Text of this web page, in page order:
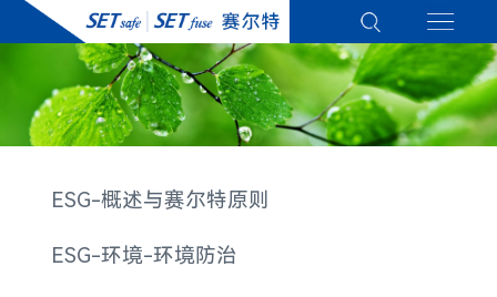
ESG-概述与赛尔特原则
ESG-环境-环境防治